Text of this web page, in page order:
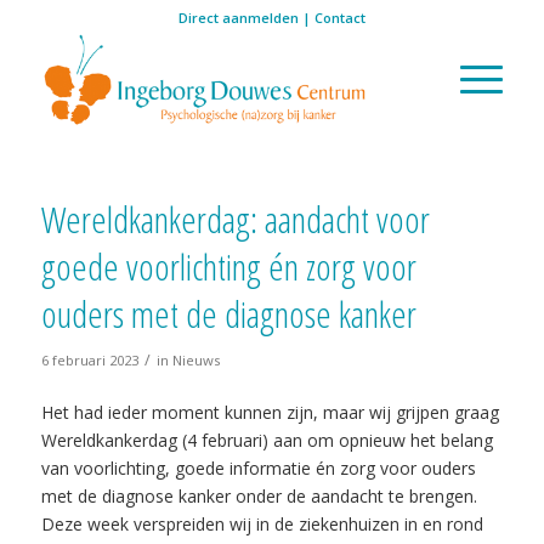
Direct aanmelden | Contact
Wereldkankerdag: aandacht voor
goede voorlichting én zorg voor
ouders met de diagnose kanker
6 februari 2023 / in Nieuws
Het had ieder moment kunnen zijn, maar wij grijpen graag
Wereldkankerdag (4 februari) aan om opnieuw het belang
van voorlichting, goede informatie én zorg voor ouders
met de diagnose kanker onder de aandacht te brengen.
Deze week verspreiden wij in de ziekenhuizen in en rond